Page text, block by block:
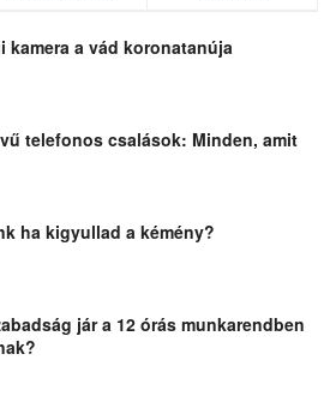
kamera a vád koronatanúja
telefonos csalások: Minden, amit
ha kigyullad a kémény?
jár a 12 órás munkarendben